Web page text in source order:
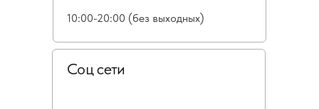
10:00-20:00 (без выходных)
Соц сети